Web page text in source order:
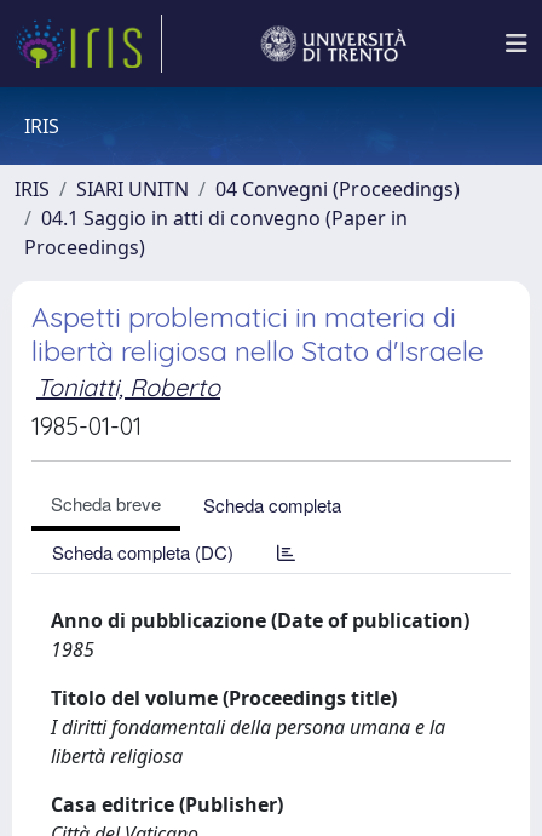
IRIS
IRIS SIARI UNITN
04 Convegni (Proceedings)
04.1 Saggio in atti di convegno (Paper in
Proceedings)
Aspetti problematici in materia di
libertà religiosa nello Stato d'Israele
Toniatti, Roberto
1985-01-01
Scheda breve
Scheda completa
Scheda completa (DC)
Anno di pubblicazione (Date of publication)
1985
Titolo del volume (Proceedings title)
I diritti fondamentali della persona umana e la
libertà religiosa
Casa editrice (Publisher)